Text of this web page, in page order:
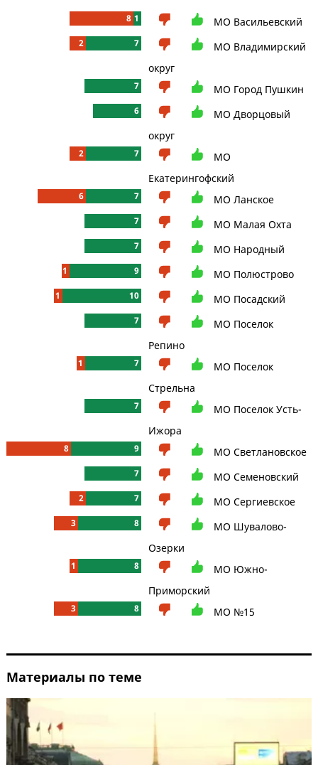
8 1 МО Васильевский
2 7
МО Владимирский
округ
7 МО Город Пушкин
6
МО Дворцовый
округ
2 7
МО
Екатерингофский
6 7 МО Ланское
7 МО Малая Охта
7 МО Народный
1 9 МО Полюстрово
1 10 МО Посадский
7
МО Поселок
Репино
1 7
МО Поселок
Стрельна
7
МО Поселок Усть-
Ижора
8 9 МО Светлановское
7 МО Семеновский
2 7 МО Сергиевское
3 8
МО Шувалово-
Озерки
1 8
МО Южно-
Приморский
3 8 МО №15
Материалы по теме